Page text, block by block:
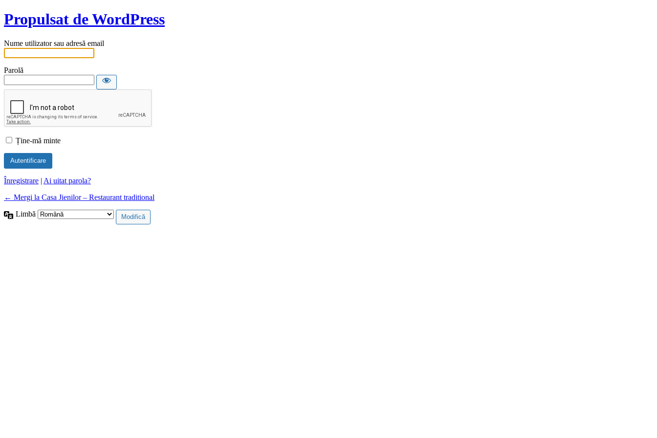
Propulsat de WordPress
Nume utilizator sau adresă email
Parolă
Ține-mă minte
Înregistrare | Ai uitat parola?
← Mergi la Casa Jienilor – Restaurant traditional
Limbă